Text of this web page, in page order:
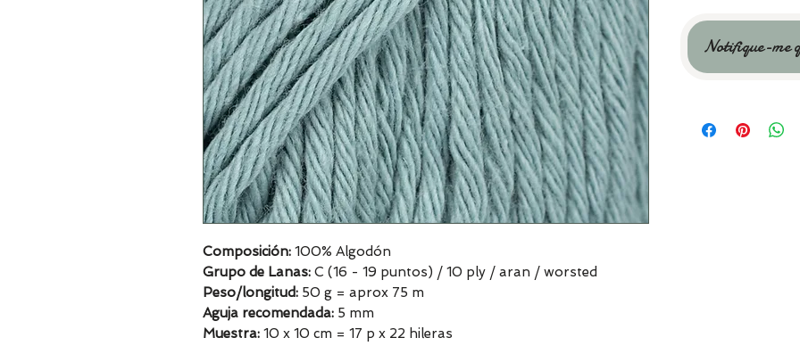
Composición: 100% Algodón
Grupo de Lanas: C (16 - 19 puntos) / 10 ply / aran / worsted
Peso/longitud: 50 g = aprox 75 m
Aguja recomendada: 5 mm
Muestra: 10 x 10 cm = 17 p x 22 hileras
Notifique-me